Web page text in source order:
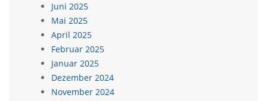
Juni 2025
Mai 2025
April 2025
Februar 2025
Januar 2025
Dezember 2024
November 2024